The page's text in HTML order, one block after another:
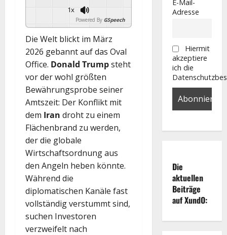
1x
Powered By GSpeech
Die Welt blickt im März
2026 gebannt auf das Oval
Office. Donald Trumpsteht
vor der wohl größten
Bewährungsprobe seiner
Amtszeit: Der Konflikt mit
dem Iran droht zu einem
Flächenbrand zu werden,
der die globale
Wirtschaftsordnung aus
den Angeln heben könnte.
Während die
diplomatischen Kanäle fast
vollständig verstummt sind,
suchen Investoren
verzweifelt nach
E-Mail-
Adresse
Hiermit
akzeptiere
ich die
Die
aktuellen
Beiträge
auf XundO: